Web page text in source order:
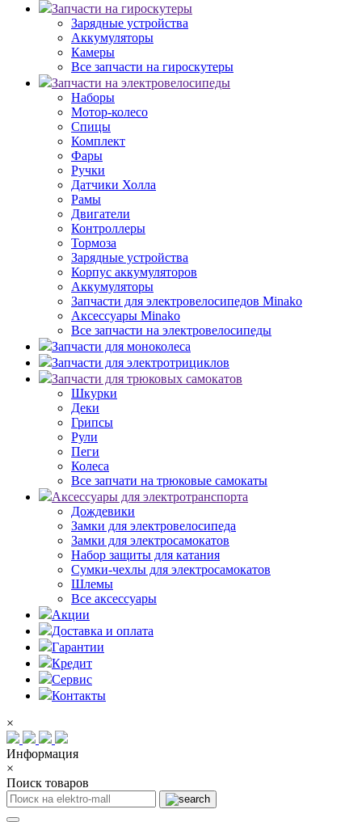
Запчасти на гироскутеры
Зарядные устройства
Аккумуляторы
Камеры
Все запчасти на гироскутеры
Запчасти на электровелосипеды
Наборы
Мотор-колесо
Спицы
Комплект
Фары
Ручки
Датчики Холла
Рамы
Двигатели
Контроллеры
Тормоза
Зарядные устройства
Корпус аккумуляторов
Аккумуляторы
Запчасти для электровелосипедов Minako
Аксессуары Minako
Все запчасти на электровелосипеды
Запчасти для моноколеса
Запчасти для электротрициклов
Запчасти для трюковых самокатов
Шкурки
Деки
Грипсы
Рули
Пеги
Колеса
Все запчати на трюковые самокаты
Аксессуары для электротранспорта
Дождевики
Замки для электровелосипеда
Замки для электросамокатов
Набор защиты для катания
Сумки-чехлы для электросамокатов
Шлемы
Все аксессуары
Акции
Доставка и оплата
Гарантии
Кредит
Сервис
Контакты
×
Информация
×
Поиск товаров